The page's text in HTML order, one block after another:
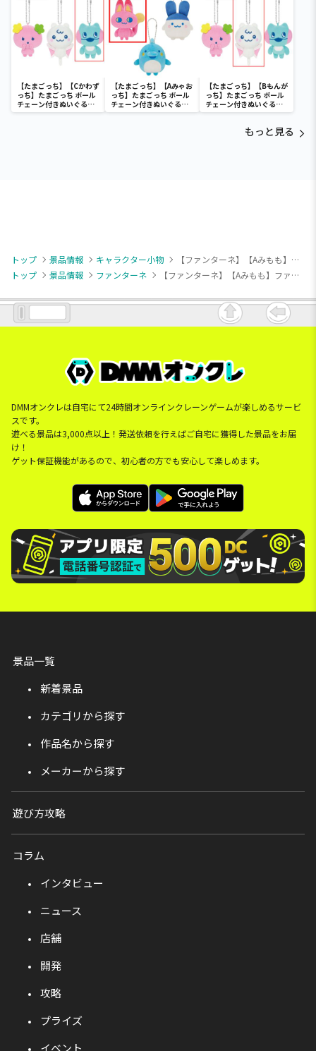
【たまごっち】【Cかわず
っち】たまごっち ボール
チェーン付きぬいぐるみ
～Tamagotchi
【たまごっち】【Aみゃお
っち】たまごっち ボール
チェーン付きぬいぐるみ
～Tamagotchi
【たまごっち】【Bもんが
っち】たまごっち ボール
チェーン付きぬいぐるみ
～Tamagotchi
もっと見る
トップ 景品情報 キャラクター小物
【ファンターネ】【Aみもも】ファンターネ！ マスコット ～スマイル～
トップ
景品情報 ファンターネ 【ファンターネ】【Aみもも】ファンターネ！ マスコット ～スマイル～
DMMオンクレは自宅にて24時間オンラインクレーンゲームが楽しめるサービ
スです。
遊べる景品は3,000点以上！発送依頼を行えばご自宅に獲得した景品をお届
け！
ゲット保証機能があるので、初心者の方でも安心して楽しめます。
景品一覧
新着景品
カテゴリから探す
作品名から探す
メーカーから探す
遊び方攻略
コラム
インタビュー
ニュース
店舗
開発
攻略
プライズ